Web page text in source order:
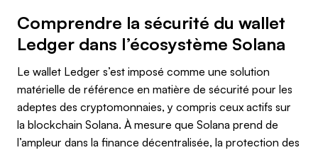
Comprendre la sécurité du wallet
Ledger dans l’écosystème Solana
Le wallet Ledger s’est imposé comme une solution
matérielle de référence en matière de sécurité pour les
adeptes des cryptomonnaies, y compris ceux actifs sur
la blockchain Solana. À mesure que Solana prend de
l’ampleur dans la finance décentralisée, la protection des